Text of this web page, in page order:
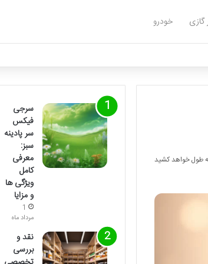
گازی خودرو
سرجی
فیکس
سر پادینه
سبز:
معرفی
کامل
ویژگی ها
و مزایا
1
مرداد ماه
نقد و
بررسی